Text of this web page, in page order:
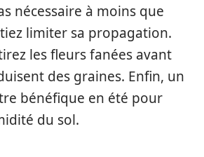
nécessaire à moins que
limiter sa propagation.
les fleurs fanées avant
des graines. Enfin, un
bénéfique en été pour
du sol.